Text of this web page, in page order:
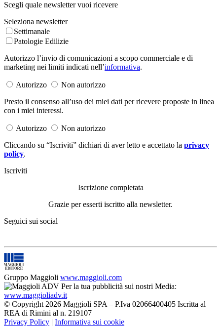
Scegli quale newsletter vuoi ricevere
Seleziona newsletter
Settimanale
Patologie Edilizie
Autorizzo l’invio di comunicazioni a scopo commerciale e di
marketing nei limiti indicati nell’informativa.
Autorizzo
Non autorizzo
Presto il consenso all’uso dei miei dati per ricevere proposte in linea
con i miei interessi.
Autorizzo
Non autorizzo
Cliccando su “Iscriviti” dichiari di aver letto e accettato la privacy
policy.
Iscriviti
Iscrizione completata
Grazie per esserti iscritto alla newsletter.
Seguici sui social
Gruppo Maggioli www.maggioli.com
Per la tua pubblicità sui nostri Media:
www.maggioliadv.it
© Copyright 2026 Maggioli SPA – P.Iva 02066400405 Iscritta al
REA di Rimini al n. 219107
Privacy Policy | Informativa sui cookie